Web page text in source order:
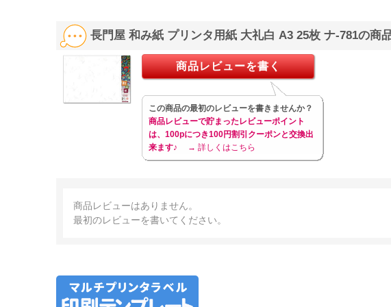
長門屋 和み紙 プリンタ用紙 大礼白 A3 25枚 ナ-781の商
商品レビューを書く
この商品の最初のレビューを書きませんか？
商品レビューで貯まったレビューポイント
は、100pにつき100円割引クーポンと交換出
来ます♪
→ 詳しくはこちら
商品レビューはありません。
最初のレビューを書いてください。